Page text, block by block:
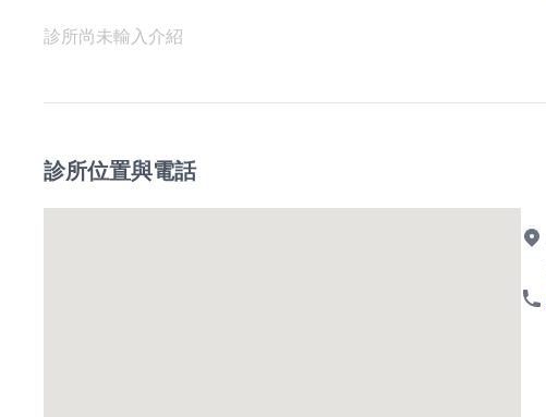
診所尚未輸入介紹
診所位置與電話